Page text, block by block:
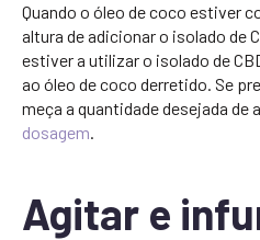
Quando o óleo de coco estiver
altura de adicionar o isolado de
estiver a utilizar o isolado de
ao óleo de coco derretido. Se
meça a quantidade desejada de
dosagem.
Agitar e